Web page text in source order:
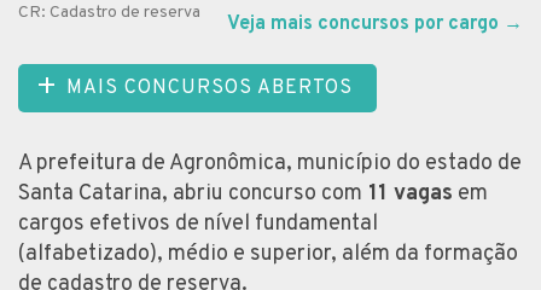
CR: Cadastro de reserva Veja mais concursos por cargo →
MAIS CONCURSOS ABERTOS
A prefeitura de Agronômica, município do estado de
Santa Catarina, abriu concurso com 11 vagas em
cargos efetivos de nível fundamental
(alfabetizado), médio e superior, além da formação
de cadastro de reserva.